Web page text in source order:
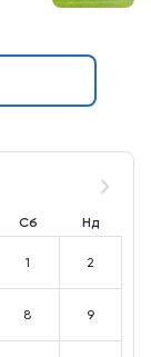
Сб Нд
1 2
8 9